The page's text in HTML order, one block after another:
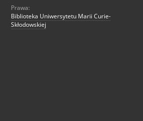
Prawa:
Biblioteka Uniwersytetu Marii Curie-
Skłodowskiej